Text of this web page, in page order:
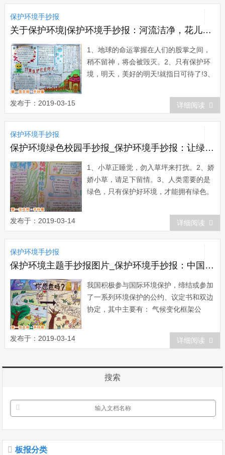
的家园，让地球充满绿色。6 、保护环
境，有益健康。7、没有绿色，生命就没
有希望。...
保护环境手抄报
关于保护环境|保护环境手抄报：河流洁净，花儿娇艳
1、地球的命运掌握在人们的股掌之间，
稍不留神，将会被毁灭。2、只有保护环
境，明天，美好的明天!就指日可待了!3、
水，海水用完—?!!!4、是水哺育我们，是
空气给我们生命，是地球给我们灵魂，难
道我们要恩将仇报!5、斩断飞向天空...
发布于：2019-03-15 详细阅读
保护环境手抄报
保护环境绿色校园手抄报_保护环境手抄报：让绿色腾飞
1、小草正睡觉，勿入草坪来打扰。2、娇
娇小草，请足下留情。3、人类需要的是
绿色，只有保护好环境，才能拥有绿色。
保护环境。5、带着欢乐舞步，让风沙停
止，让小鸟起舞，让绿色腾飞。6、让风
沙不再猖狂，还地球一片绿色铺垫。7、
让绿色在生活中洋溢，让心灵在绿色中放
飞。8...
发布于：2019-03-14 详细阅读
保护环境手抄报
保护环境主题手抄报图片_保护环境手抄报：中国环境保护面临的问题
我国积极参与国际环境保护，缔结或参加
了一系列环境保护的公约、议定书和双边
协定，其中主要有： 气候变化框架公
氧层物质的蒙特利尔议定书及该议定书的
修正; 生物多样性公约，濒危野生动植物
的国际重要湿地公约及其该公约的修正。
东南亚及...
发布于：2019-03-14 详细阅读
搜索
板报分类